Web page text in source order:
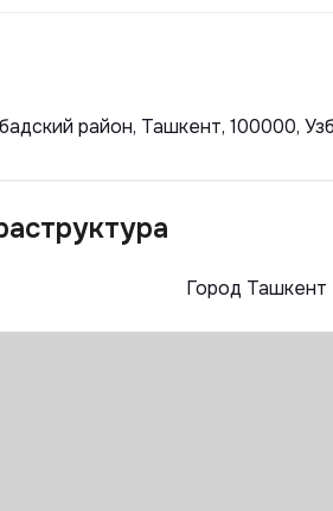
район, Ташкент, 100000,
Город Ташкент